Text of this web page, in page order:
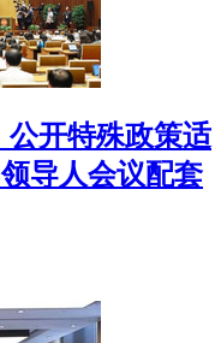
公开特殊政策适
导人会议配套